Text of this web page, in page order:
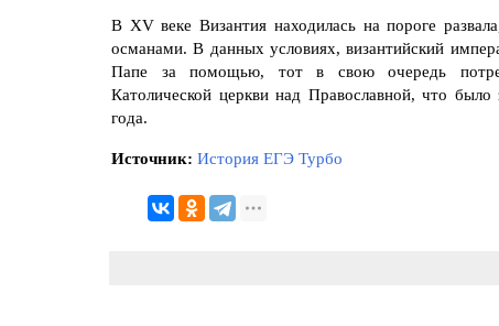
В XV веке Византия находилась на пороге
османами. В данных условиях, византийский
Папе за помощью, тот в свою очередь
Католической церкви над Православной, что
года.
Источник: История ЕГЭ Турбо